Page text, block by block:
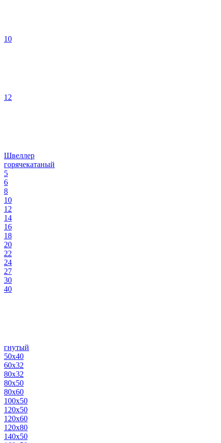
10
12
Швеллер
горячекатаный
5
6
8
10
12
14
16
18
20
22
24
27
30
40
гнутый
50х40
60х32
80х32
80х50
80х60
100х50
120х50
120х60
120х80
140х50